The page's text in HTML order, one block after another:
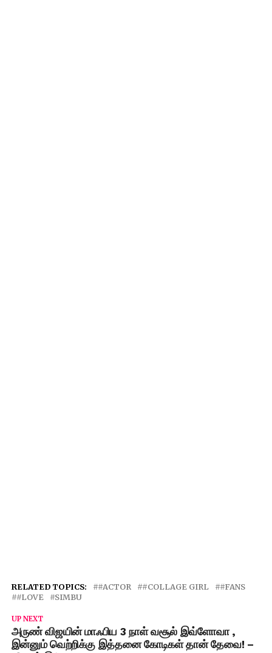
RELATED TOPICS: #ACTOR #COLLAGE GIRL
#FANS
#LOVE
SIMBU
UP NEXT
அருண் விஜயின் மாஃபிய 3 நாள் வசூல் இவ்ளோவா ,
இன்னும் வெற்றிக்கு இத்தனை கோடிகள் தான் தேவை! –